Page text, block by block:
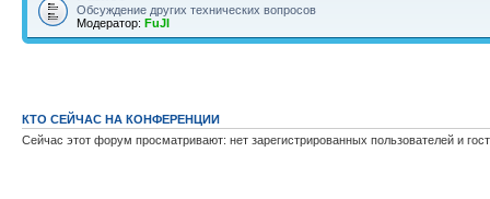
Обсуждение других технических вопросов
Модератор: FuJI
КТО СЕЙЧАС НА КОНФЕРЕНЦИИ
Сейчас этот форум просматривают: нет зарегистрированных пользователей и